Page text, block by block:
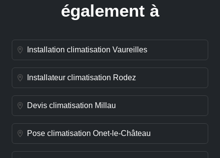
également à
Installation climatisation Vaureilles
Installateur climatisation Rodez
Devis climatisation Millau
Pose climatisation Onet-le-Château